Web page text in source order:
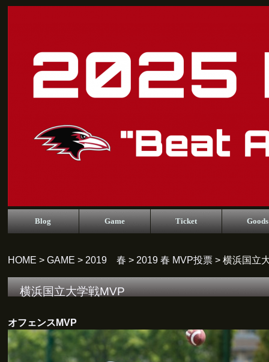
Blog Game Ticket Goods
HOME > GAME > 2019 春 > 2019 春 MVP投票> 横浜国立
横浜国立大学戦MVP
オフェンスMVP